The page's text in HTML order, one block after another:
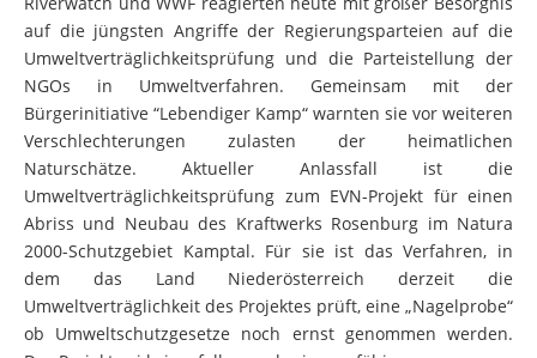
Riverwatch und WWF reagierten heute mit großer Besorgnis
auf die jüngsten Angriffe der Regierungsparteien auf die
Umweltverträglichkeitsprüfung und die Parteistellung der
NGOs in Umweltverfahren. Gemeinsam mit der
Bürgerinitiative “Lebendiger Kamp“ warnten sie vor weiteren
Verschlechterungen zulasten der heimatlichen
Naturschätze. Aktueller Anlassfall ist die
Umweltverträglichkeitsprüfung zum EVN-Projekt für einen
Abriss und Neubau des Kraftwerks Rosenburg im Natura
2000-Schutzgebiet Kamptal. Für sie ist das Verfahren, in
dem das Land Niederösterreich derzeit die
Umweltverträglichkeit des Projektes prüft, eine „Nagelprobe“
ob Umweltschutzgesetze noch ernst genommen werden.